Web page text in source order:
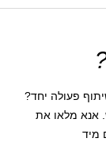
פעולה יחד?
אנא מלאו את
מיד